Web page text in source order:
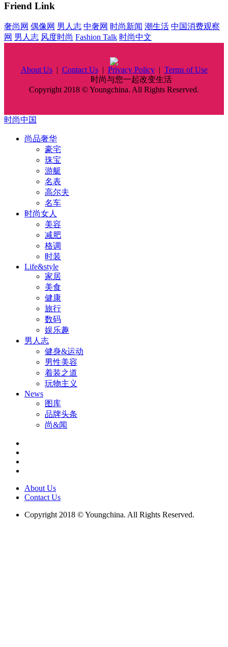
Friend Link
奢尚网 偶像网 男人志 中奢网 时尚新闻 潮生活 中国消费观察
网 男人志 风度时尚 Fashion Talk 时尚中文
About Us| Contact Us| Privacy Policy| Terms of Use
时尚与您一起改变生活
Copyright 2018 © Youngchina. All Rights Reserved.
时尚中国
尚品奢华
豪宅
珠宝
游艇
名表
高尔夫
名车
时尚女人
美容
减肥
格调
时装
Life&style
家居
美食
健康
旅行
数码
娱乐趣
男人志
健身&运动
男性美容
着装之道
玩物主义
News
图库
品牌头条
尚&闻
About Us
Contact Us
Copyright 2018 © Youngchina. All Rights Reserved.